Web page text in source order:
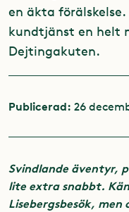
en äkta
kundtjänst en helt
Dejtingakuten.
Publicerad: 26
Svindlande äventyr,
lite extra snabbt.
Lisebergsbesök, men